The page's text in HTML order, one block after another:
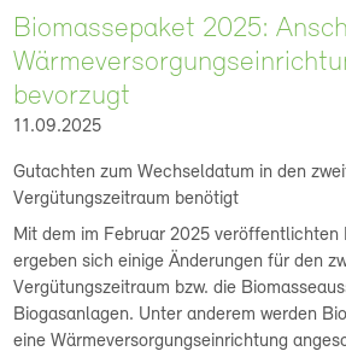
Biomassepaket 2025:
bevorzugt
11.09.2025
Gutachten zum Wechseldatum in den
Vergütungszeitraum benötigt
Mit dem im Februar 2025 veröffentlichten
ergeben sich einige Änderungen für den
Vergütungszeitraum bzw. die
Biogasanlagen. Unter anderem werden
eine Wärmeversorgungseinrichtung